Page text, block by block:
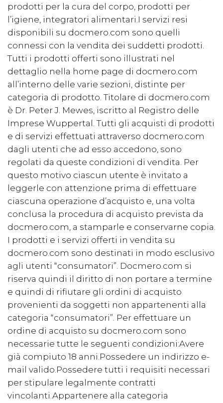
prodotti per la cura del corpo, prodotti per
l’igiene, integratori alimentari.I servizi resi
disponibili su docmero.com sono quelli
connessi con la vendita dei suddetti prodotti.
Tutti i prodotti offerti sono illustrati nel
dettaglio nella home page di docmero.com
all’interno delle varie sezioni, distinte per
categoria di prodotto. Titolare di docmero.com
è Dr. Peter J. Mewes, iscritto al Registro delle
Imprese Wuppertal. Tutti gli acquisti di prodotti
e di servizi effettuati attraverso docmero.com
dagli utenti che ad esso accedono, sono
regolati da queste condizioni di vendita. Per
questo motivo ciascun utente è invitato a
leggerle con attenzione prima di effettuare
ciascuna operazione d’acquisto e, una volta
conclusa la procedura di acquisto prevista da
docmero.com, a stamparle e conservarne copia.
I prodotti e i servizi offerti in vendita su
docmero.com sono destinati in modo esclusivo
agli utenti “consumatori”. Docmero.com si
riserva quindi il diritto di non portare a termine
e quindi di rifiutare gli ordini di acquisto
provenienti da soggetti non appartenenti alla
categoria “consumatori”. Per effettuare un
ordine di acquisto su docmero.com sono
necessarie tutte le seguenti condizioni:Avere
già compiuto 18 anni.Possedere un indirizzo e-
mail valido.Possedere tutti i requisiti necessari
per stipulare legalmente contratti
vincolanti.Appartenere alla categoria